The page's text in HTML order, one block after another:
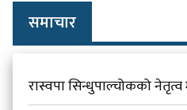
समाचार
रास्वपा सिन्धुपाल्चोकको